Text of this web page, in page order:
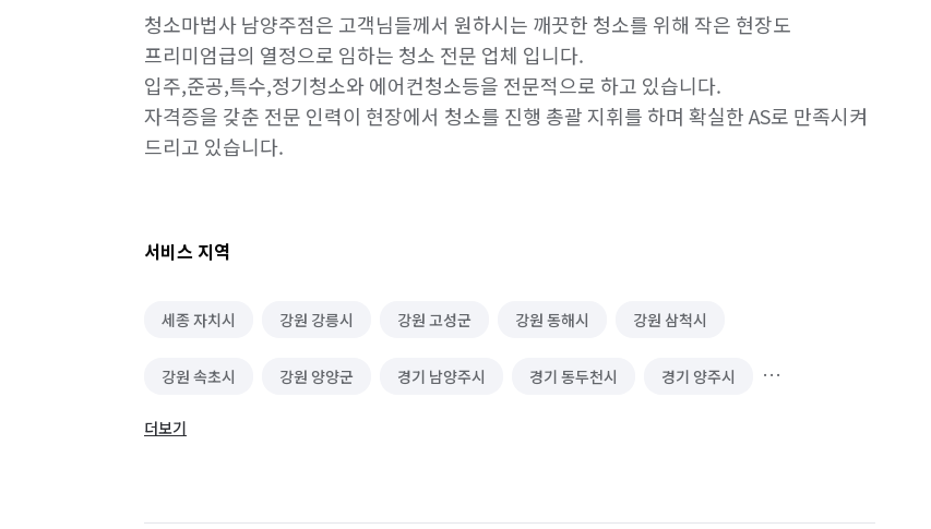
청소마법사 남양주점은 고객님들께서 원하시는 깨끗한 청소를 위해 작은 현장도
프리미엄급의 열정으로 임하는 청소 전문 업체 입니다.
입주,준공,특수,정기청소와 에어컨청소등을 전문적으로 하고 있습니다.
자격증을 갖춘 전문 인력이 현장에서 청소를 진행 총괄 지휘를 하며 확실한 AS로 만족시켜
드리고 있습니다.
서비스 지역
세종 자치시 강원 강릉시 강원 고성군 강원 동해시 강원 삼척시
강원 속초시 강원 양양군 경기 남양주시 경기 동두천시 경기 양주시
경기 연천군
더보기